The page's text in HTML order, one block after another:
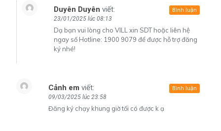
Duyên Duyên viết:
23/01/2025 lúc 08:13
Dạ bạn vui lòng cho VILL xin SDT hoặc liên hệ
ngay số Hotline: 1900 9079 để được hỗ trợ đăng
ký nhé!
Bình luận
Cảnh em viết:
09/03/2025 lúc 23:58
Đăng ký chạy khung giờ tối có được k ạ
Bình luận